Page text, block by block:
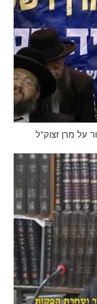
על מרן זצוק"ל